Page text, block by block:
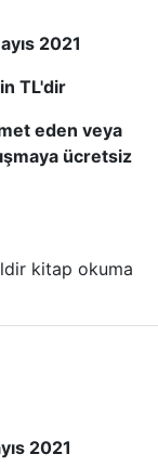
2021
TL'dir
eden veya
ücretsiz
kitap okuma
2021